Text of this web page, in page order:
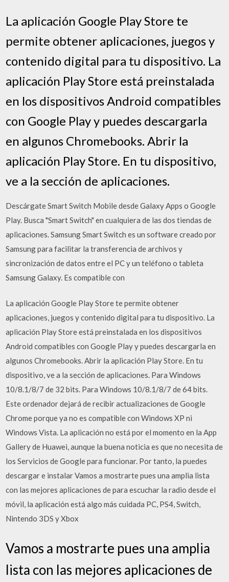
La aplicación Google Play Store te
permite obtener aplicaciones, juegos y
contenido digital para tu dispositivo. La
aplicación Play Store está preinstalada
en los dispositivos Android compatibles
con Google Play y puedes descargarla
en algunos Chromebooks. Abrir la
aplicación Play Store. En tu dispositivo,
ve a la sección de aplicaciones.
Descárgate Smart Switch Mobile desde Galaxy Apps o Google
Play. Busca "Smart Switch" en cualquiera de las dos tiendas de
aplicaciones. Samsung Smart Switch es un software creado por
Samsung para facilitar la transferencia de archivos y
sincronización de datos entre el PC y un teléfono o tableta
Samsung Galaxy. Es compatible con
La aplicación Google Play Store te permite obtener
aplicaciones, juegos y contenido digital para tu dispositivo. La
aplicación Play Store está preinstalada en los dispositivos
Android compatibles con Google Play y puedes descargarla en
algunos Chromebooks. Abrir la aplicación Play Store. En tu
dispositivo, ve a la sección de aplicaciones. Para Windows
10/8.1/8/7 de 32 bits. Para Windows 10/8.1/8/7 de 64 bits.
Este ordenador dejará de recibir actualizaciones de Google
Chrome porque ya no es compatible con Windows XP ni
Windows Vista. La aplicación no está por el momento en la App
Gallery de Huawei, aunque la buena noticia es que no necesita de
los Servicios de Google para funcionar. Por tanto, la puedes
descargar e instalar Vamos a mostrarte pues una amplia lista
con las mejores aplicaciones de para escuchar la radio desde el
móvil, la aplicación está algo más cuidada PC, PS4, Switch,
Nintendo 3DS y Xbox
Vamos a mostrarte pues una amplia
lista con las mejores aplicaciones de